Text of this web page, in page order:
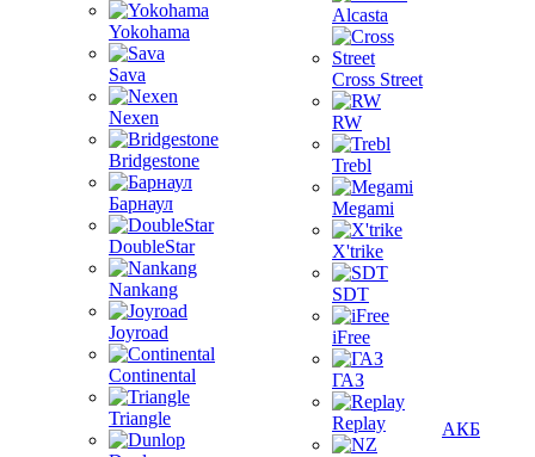
Yokohama
Sava
Nexen
Bridgestone
Барнаул
DoubleStar
Nankang
Joyroad
Continental
Triangle
Alcasta
Cross Street
RW
Trebl
Megami
X'trike
SDT
iFree
ГАЗ
Replay АКБ